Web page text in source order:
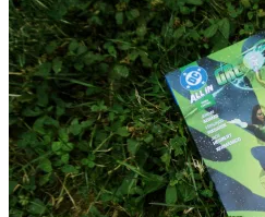
[Comic] The Closet [1]